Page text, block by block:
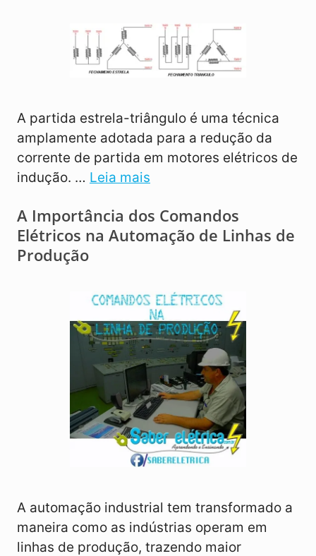
A partida estrela-triângulo é uma técnica
amplamente adotada para a redução da
corrente de partida em motores elétricos de
indução. … Leia mais
A Importância dos Comandos
Elétricos na Automação de Linhas de
Produção
A automação industrial tem transformado a
maneira como as indústrias operam em
linhas de produção, trazendo maior